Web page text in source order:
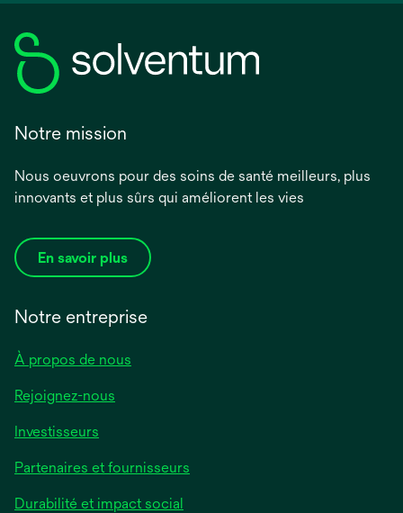
Notre mission
Nous oeuvrons pour des soins de santé meilleurs, plus
innovants et plus sûrs qui améliorent les vies
En savoir plus
Notre entreprise
À propos de nous
Rejoignez-nous
Investisseurs
Partenaires et fournisseurs
Durabilité et impact social